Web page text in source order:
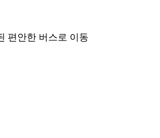
편안한 버스로 이동